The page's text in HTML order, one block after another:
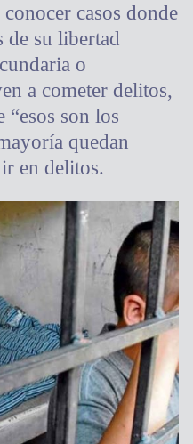
casos donde
de su libertad
o
a cometer delitos,
“esos son los
quedan
en delitos.